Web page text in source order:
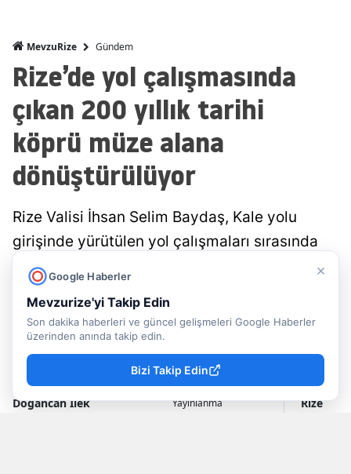
×
Google Haberler
Mevzurize'yi Takip Edin
Son dakika haberleri ve güncel gelişmeleri Google Haberler
üzerinden anında takip edin.
Bizi Takip Edin
MevzuRize Gündem
Rize’de yol çalışmasında
çıkan 200 yıllık tarihi
köprü müze alana
dönüştürülüyor
Rize Valisi İhsan Selim Baydaş, Kale yolu
girişinde yürütülen yol çalışmaları sırasında
gün yüzüne çıkarılan yaklaşık 200 yıllık tarihi
köprü alanında incelemelerde bulundu. Rize
Belediyesi tarafından koruma altına alınan
tarihi yapı, üzeri camla kaplanarak ziyarete
açılacak....
Doğancan İlek
Yayınlanma
Rize